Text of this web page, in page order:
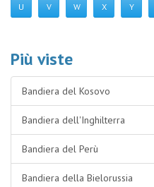
U V W X Y
Più viste
Bandiera del Kosovo
Bandiera dell'Inghilterra
Bandiera del Perù
Bandiera della Bielorussia